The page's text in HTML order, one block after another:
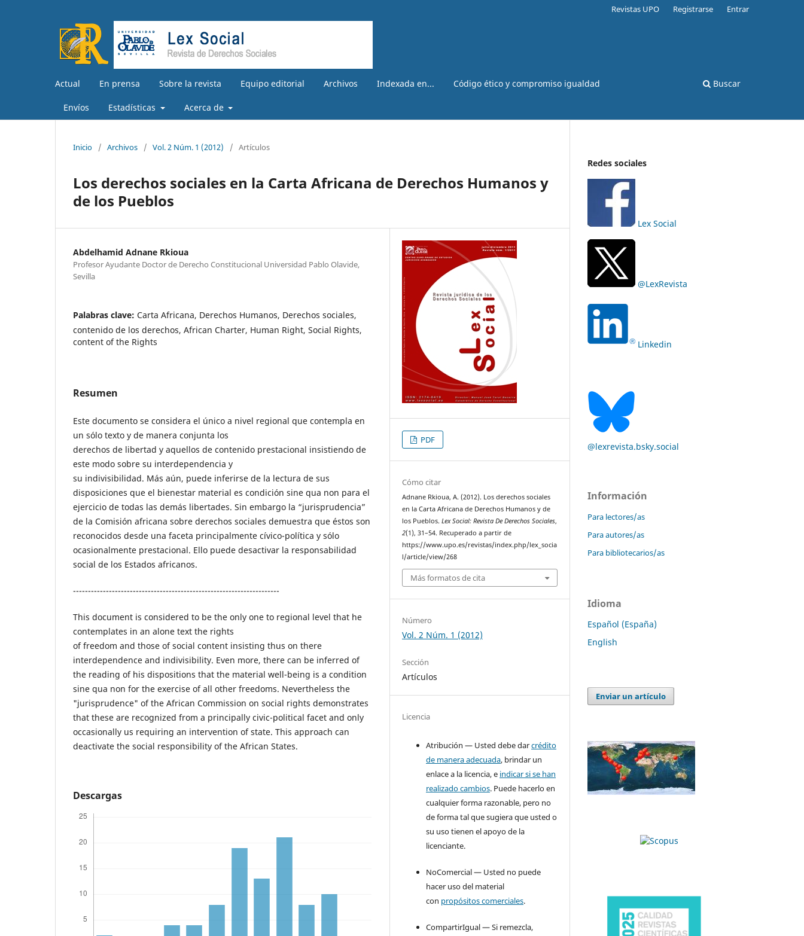
Actual En prensa Sobre la revista Equipo editorial Archivos Indexada en... Código ético y compromiso igualdad
Envíos Estadísticas Acerca de
Buscar
Revistas UPO Registrarse Entrar
Inicio / Archivos / Vol. 2 Núm. 1 (2012) / Artículos
Los derechos sociales en la Carta Africana de Derechos Humanos y
de los Pueblos
Abdelhamid Adnane Rkioua
Profesor Ayudante Doctor de Derecho Constitucional Universidad Pablo Olavide,
Sevilla
Palabras clave: Carta Africana, Derechos Humanos, Derechos sociales,
contenido de los derechos, African Charter, Human Right, Social Rights,
content of the Rights
Resumen
Este documento se considera el único a nivel regional que contempla en
un sólo texto y de manera conjunta los
derechos de libertad y aquellos de contenido prestacional insistiendo de
este modo sobre su interdependencia y
su indivisibilidad. Más aún, puede inferirse de la lectura de sus
disposiciones que el bienestar material es condición sine qua non para el
ejercicio de todas las demás libertades. Sin embargo la “jurisprudencia”
de la Comisión africana sobre derechos sociales demuestra que éstos son
reconocidos desde una faceta principalmente cívico-­política y sólo
ocasionalmente prestacional. Ello puede desactivar la responsabilidad
social de los Estados africanos.
---------------------------------------------------------------------
This document is considered to be the only one to regional level that he
contemplates in an alone text the rights
of freedom and those of social content insisting thus on there
interdependence and indivisibility. Even more, there can be inferred of
the reading of his dispositions that the material well-­being is a condition
sine qua non for the exercise of all other freedoms. Nevertheless the
"jurisprudence" of the African Commission on social rights demonstrates
that these are recognized from a principally civic-­political facet and only
occasionally us requiring an intervention of state. This approach can
deactivate the social responsibility of the African States.
Descargas
PDF
Cómo citar
Adnane Rkioua, A. (2012). Los derechos sociales
en la Carta Africana de Derechos Humanos y de
los Pueblos.Lex Social: Revista De Derechos Sociales,
2(1), 31–54. Recuperado a partir de
https://www.upo.es/revistas/index.php/lex_socia
l/article/view/268
Más formatos de cita
Número
Vol. 2 Núm. 1 (2012)
Sección
Artículos
Licencia
Atribución — Usted debe darcrédito
de manera adecuada, brindar un
enlace a la licencia, e indicar si se han
realizado cambios. Puede hacerlo en
cualquier forma razonable, pero no
de forma tal que sugiera que usted o
su uso tienen el apoyo de la
licenciante.
NoComercial — Usted no puede
hacer uso del material
con propósitos comerciales.
CompartirIgual — Si remezcla,
Redes sociales
Lex Social
@LexRevista
Linkedin
@lexrevista.bsky.social
Información
Para lectores/as
Para autores/as
Para bibliotecarios/as
Idioma
Español (España)
English
Enviar un artículo